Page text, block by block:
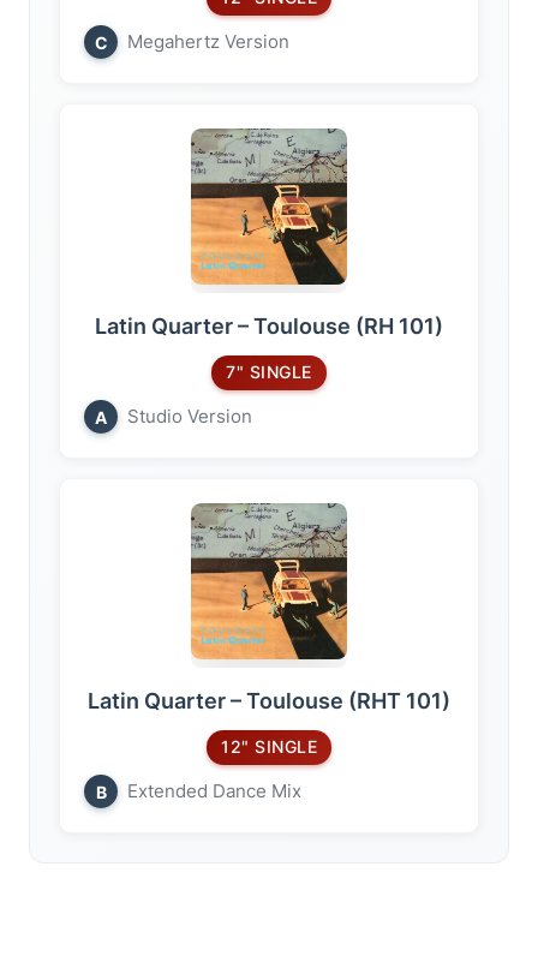
C Megahertz Version
Latin Quarter – Toulouse (RH 101)
7" SINGLE
A Studio Version
Latin Quarter – Toulouse (RHT 101)
12" SINGLE
B Extended Dance Mix